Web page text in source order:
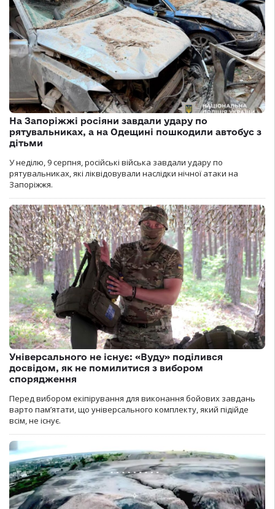
На Запоріжжі росіяни завдали удару по
рятувальниках, а на Одещині пошкодили автобус з
дітьми
У неділю, 9 серпня, російські війська завдали удару по
рятувальниках, які ліквідовували наслідки нічної атаки на
Запоріжжя.
Універсального не існує: «Вуду» поділився
досвідом, як не помилитися з вибором
спорядження
Перед вибором екіпірування для виконання бойових завдань
варто пам’ятати, що універсального комплекту, який підійде
всім, не існує.